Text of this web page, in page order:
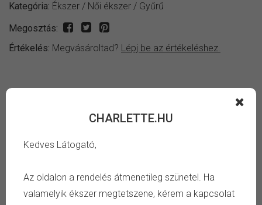
CHARLETTE.HU
Kedves Látogató,
Az oldalon a rendelés átmenetileg szünetel. Ha
valamelyik ékszer megtetszene, kérem a kapcsolat
Kategória: Ékszer / Női ékszer / Gyűrű
Megosztás:
Értékelés: Megvásároltad? Lépj be az értékeléshez.
és azonnal megtudod, hogy mi a pontos méret, amire
szükséged van. Tájékozódj agyűrű méret táblázat oldalon